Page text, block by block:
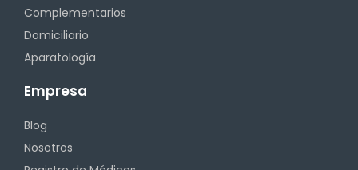
Complementarios
Domiciliario
Aparatología
Empresa
Blog
Nosotros